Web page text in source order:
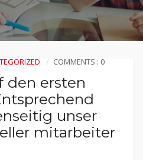
COMMENTS : 0
den ersten
unser
mitarbeiter